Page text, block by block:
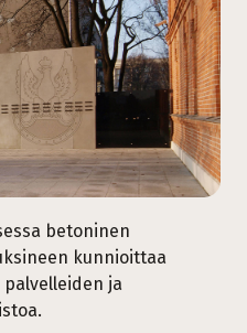
betoninen
kunnioittaa
ja